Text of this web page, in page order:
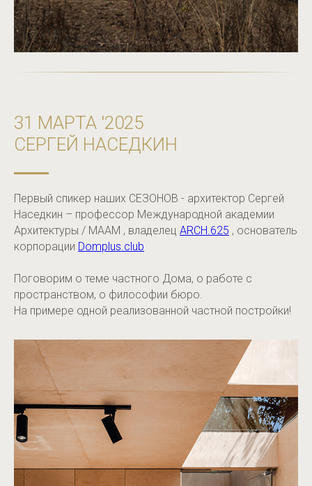
31 МАРТА '2025
СЕРГЕЙ НАСЕДКИН
Первый спикер наших СЕЗОНОВ - архитектор Сергей
Наседкин – профессор Международной академии
Архитектуры / MAAM , владелец ARCH.625 , основатель
корпорации Domplus.club
Поговорим о теме частного Дома, о работе с
пространством, о философии бюро.
На примере одной реализованной частной постройки!